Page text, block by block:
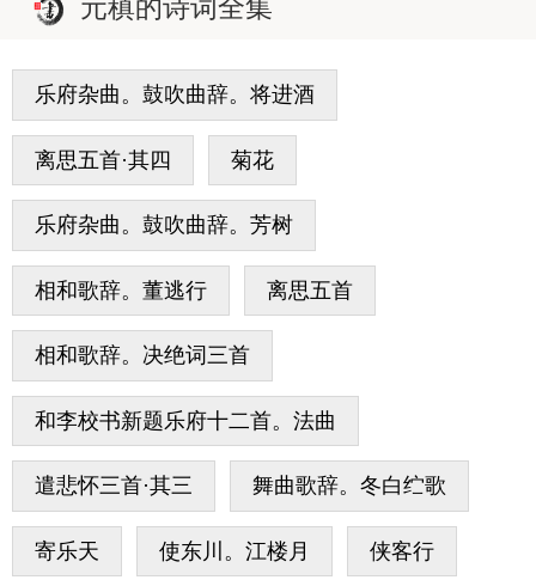
元稹的诗词全集
乐府杂曲。鼓吹曲辞。将进酒
离思五首·其四 菊花
乐府杂曲。鼓吹曲辞。芳树
相和歌辞。董逃行 离思五首
相和歌辞。决绝词三首
和李校书新题乐府十二首。法曲
遣悲怀三首·其三 舞曲歌辞。冬白纻歌
寄乐天 使东川。江楼月 侠客行